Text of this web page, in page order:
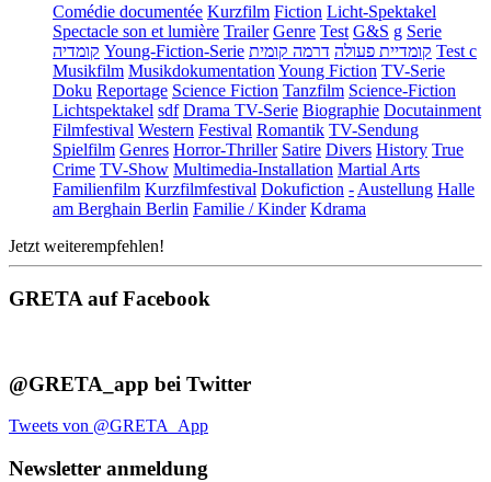
Comédie documentée Kurzfilm Fiction Licht-Spektakel
Spectacle son et lumière Trailer Genre Test G&S g Serie
קומדיה Young-Fiction-Serie קומדיית פעולה דרמה קומית
Test c
Musikfilm Musikdokumentation Young Fiction TV-Serie
Doku Reportage Science Fiction Tanzfilm Science-Fiction
Lichtspektakel sdf Drama TV-Serie Biographie Docutainment
Filmfestival Western Festival Romantik TV-Sendung
Spielfilm Genres Horror-Thriller Satire Divers History True
Crime TV-Show Multimedia-Installation Martial Arts
Familienfilm Kurzfilmfestival Dokufiction - Austellung Halle
am Berghain Berlin Familie / Kinder Kdrama
Jetzt weiterempfehlen!
GRETA auf Facebook
@GRETA_app bei Twitter
Tweets von @GRETA_App
Newsletter anmeldung